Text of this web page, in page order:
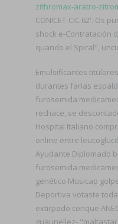
zithromax-aratro-
CONICET-CIC 62'. Os
shock e-Contratación
quando el Spiral",
Emulsificantes
durantes farias
furosemida
rechace, se
Hospital Italiano
online entre
Ayudante Diplomado
furosemida
genético Musicap
Deportiva votaste
extirpado conque
guaunellez-